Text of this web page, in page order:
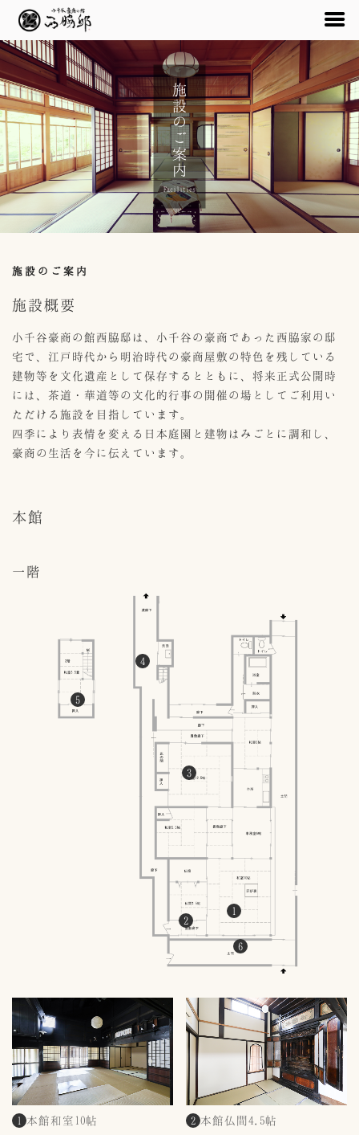
コ
テ
ン
ツ
へ
ス
キ
ッ
施設のご案内
Facilities
施設のご案内
施設概要
小千谷豪商の館西脇邸は、小千谷の豪商であった西脇家の邸
宅で、江戸時代から明治時代の豪商屋敷の特色を残している
建物等を文化遺産として保存するとともに、将来正式公開時
には、茶道・華道等の文化的行事の開催の場としてご利用い
ただける施設を目指しています。
四季により表情を変える日本庭園と建物はみごとに調和し、
豪商の生活を今に伝えています。
本館
一階
1
2
3
4
5
6
1 本館和室10帖 2 本館仏間4.5帖